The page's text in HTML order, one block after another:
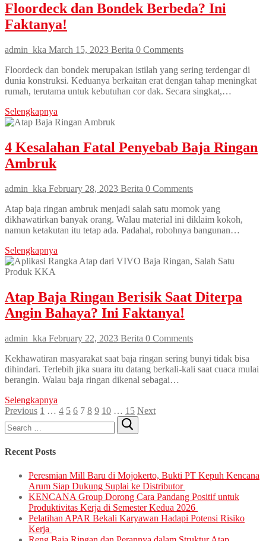
Floordeck dan Bondek Berbeda? Ini
Faktanya!
admin_kka March 15, 2023 Berita 0 Comments
Floordeck dan bondek merupakan istilah yang sering terdengar di
dunia konstruksi. Keduanya berkaitan erat dengan tahap meningkat
rumah, terutama untuk kebutuhan cor dak. Secara singkat,…
Selengkapnya
4 Kesalahan Fatal Penyebab Baja Ringan
Ambruk
admin_kka February 28, 2023 Berita 0 Comments
Atap baja ringan ambruk menjadi salah satu momok yang
dikhawatirkan banyak orang. Walau material ini diklaim kokoh,
namun ketakutan itu tetap ada. Padahal, robohnya bangunan…
Selengkapnya
Atap Baja Ringan Berisik Saat Diterpa
Angin Bahaya? Ini Faktanya!
admin_kka February 22, 2023 Berita 0 Comments
Kekhawatiran masyarakat saat baja ringan sering bunyi tidak bisa
dihindari. Terlebih jika suara itu datang berkali-kali saat cuaca mulai
berangin. Walau baja ringan dikenal sebagai…
Selengkapnya
Posts
pagination
Previous 1 … 4 5 6 7 8 9 10 … 15 Next
Search
for:
Recent Posts
Peresmian Mill Baru di Mojokerto, Bukti PT Kepuh Kencana
Arum Siap Dukung Suplai ke Distributor
KENCANA Group Dorong Cara Pandang Positif untuk
Produktivitas Kerja di Semester Kedua 2026
Pelatihan APAR Bekali Karyawan Hadapi Potensi Risiko
Kerja